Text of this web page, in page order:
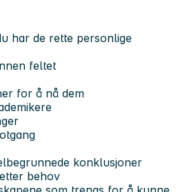
har de rette personlige
feltet
for å nå dem
konklusjoner
behov